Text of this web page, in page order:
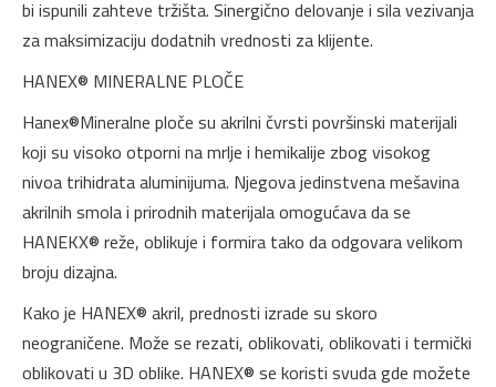
bi ispunili zahteve tržišta. Sinergično delovanje i sila vezivanja
za maksimizaciju dodatnih vrednosti za klijente.
HANEX® MINERALNE PLOČE
Hanex®Mineralne ploče su akrilni čvrsti površinski materijali
koji su visoko otporni na mrlje i hemikalije zbog visokog
nivoa trihidrata aluminijuma. Njegova jedinstvena mešavina
akrilnih smola i prirodnih materijala omogućava da se
HANEKX® reže, oblikuje i formira tako da odgovara velikom
broju dizajna.
Kako je HANEX® akril, prednosti izrade su skoro
neograničene. Može se rezati, oblikovati, oblikovati i termički
oblikovati u 3D oblike. HANEX® se koristi svuda gde možete